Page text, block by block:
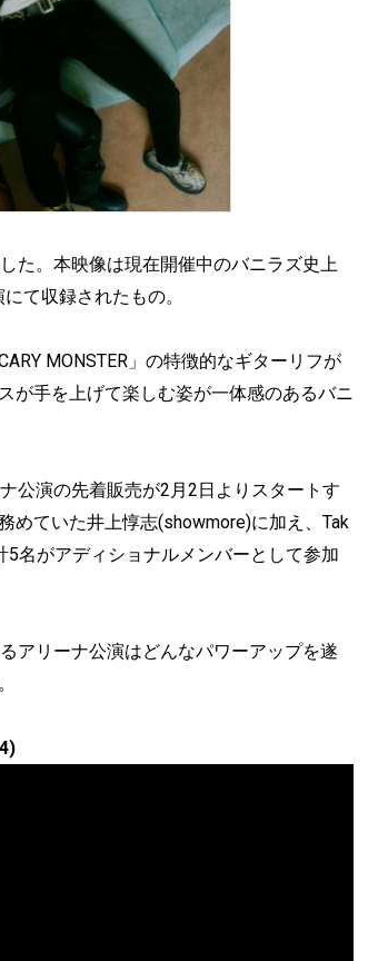
た。本映像は現在開催中のバニラズ史上
て収録されたもの。
MONSTER」の特徴的なギターリフが
が手を上げて楽しむ姿が一体感のあるバニ
公演の先着販売が2月2日よりスタートす
めていた井上惇志(showmore)に加え、Tak
5名がアディショナルメンバーとして参加
アリーナ公演はどんなパワーアップを遂